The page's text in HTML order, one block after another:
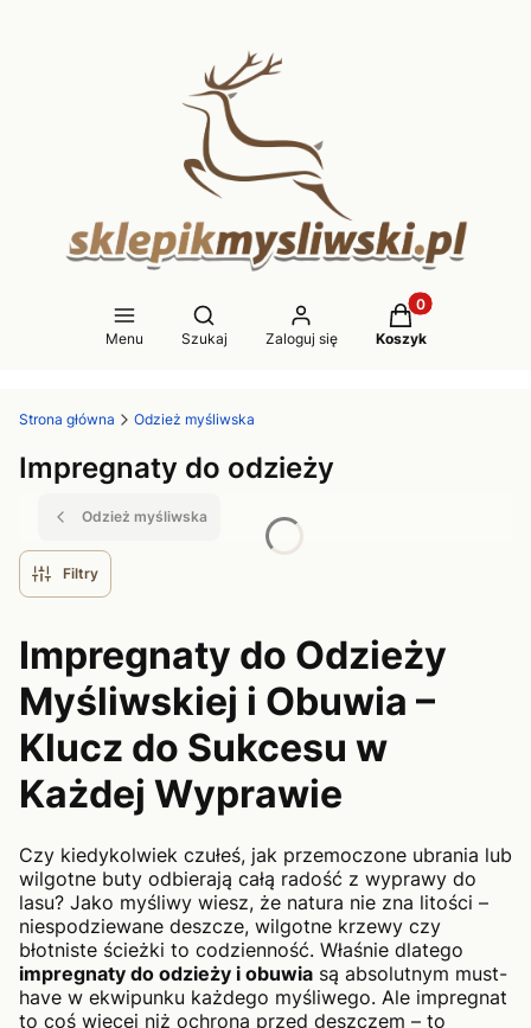
Menu
Otwórz wyszukiwarkę
Szukaj Zaloguj się
Produkty w
Koszyk
Strona główna Odzież myśliwska
Impregnaty do odzieży
Odzież myśliwska
Filtry
Impregnaty do Odzieży
Myśliwskiej i Obuwia –
Klucz do Sukcesu w
Każdej Wyprawie
Czy kiedykolwiek czułeś, jak przemoczone ubrania lub
wilgotne buty odbierają całą radość z wyprawy do
lasu? Jako myśliwy wiesz, że natura nie zna litości –
niespodziewane deszcze, wilgotne krzewy czy
błotniste ścieżki to codzienność. Właśnie dlatego
impregnaty do odzieży i obuwia są absolutnym must-
have w ekwipunku każdego myśliwego. Ale impregnat
to coś więcej niż ochrona przed deszczem – to